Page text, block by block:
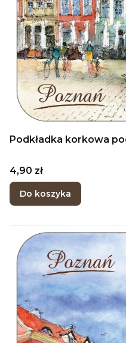
Podkładka korkowa
Cena
4,90 zł
Do koszyka